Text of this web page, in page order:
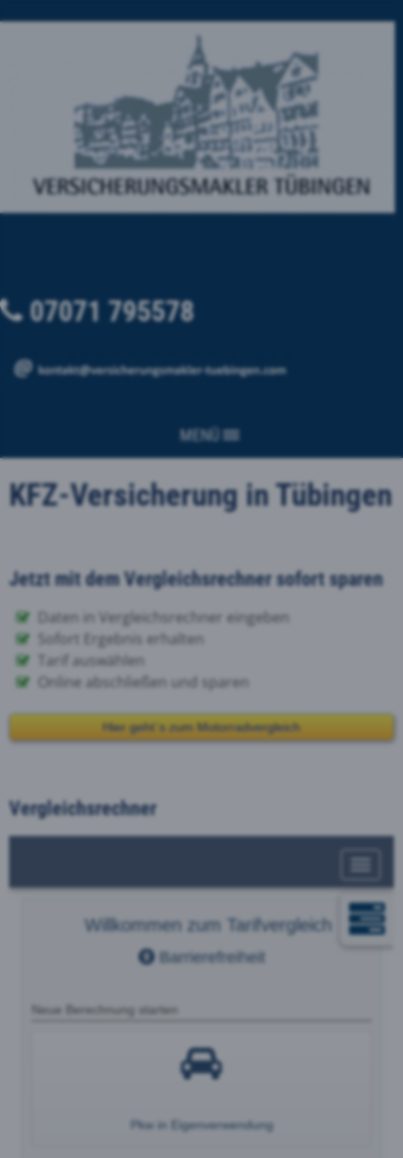
07071 795578
MENÜ
KFZ-Versicherung in Tübingen
Jetzt mit dem Vergleichsrechner sofort sparen
Daten in Vergleichsrechner eingeben
Sofort Ergebnis erhalten
Tarif auswählen
Online abschließen und sparen
Hier geht`s zum Motorradvergleich
Vergleichsrechner